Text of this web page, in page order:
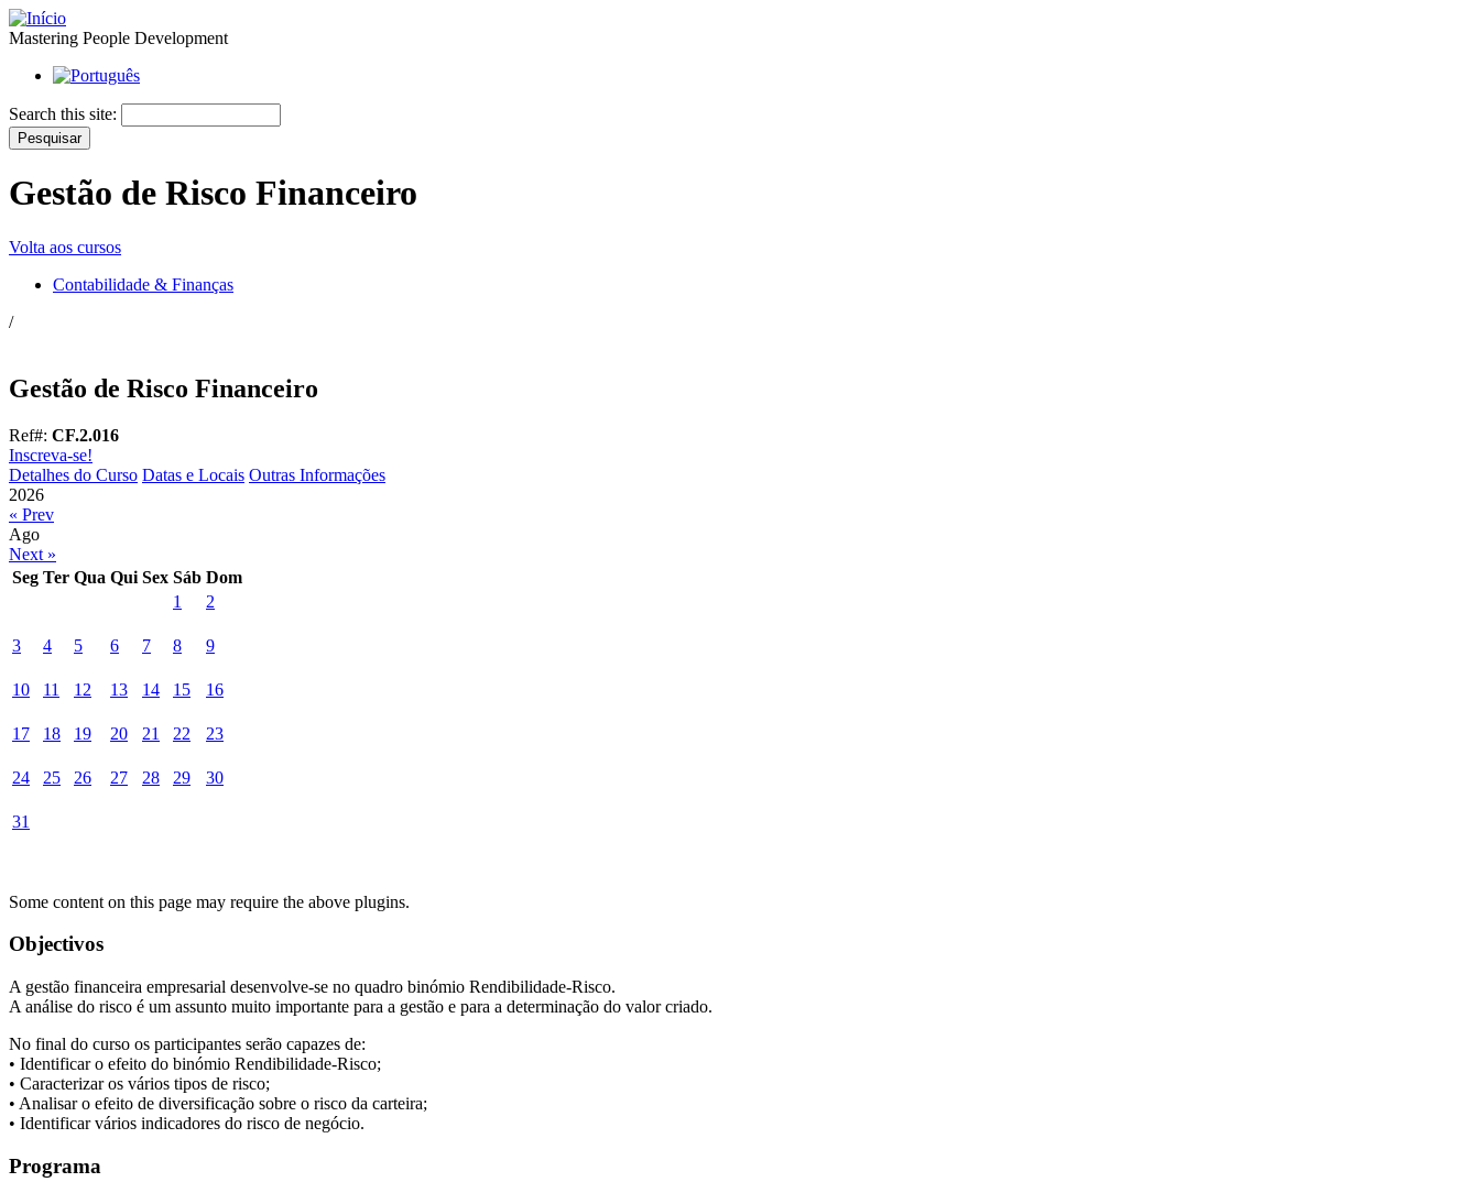
Mastering People Development
Search this site:
Gestão de Risco Financeiro
Volta aos cursos
Contabilidade & Finanças
/
Gestão de Risco Financeiro
Ref#: CF.2.016
Inscreva-se!
Detalhes do Curso Datas e Locais Outras Informações
2026
« Prev
Ago
Next »
Seg Ter Qua Qui Sex Sáb Dom
1
2
3 4 5 6 7 8 9
10 11 12 13 14 15 16
17 18 19 20 21 22 23
24 25 26 27 28 29 30
31
Some content on this page may require the above plugins.
Objectivos
A gestão financeira empresarial desenvolve-se no quadro binómio Rendibilidade-Risco.
A análise do risco é um assunto muito importante para a gestão e para a determinação do valor criado.
No final do curso os participantes serão capazes de:
• Identificar o efeito do binómio Rendibilidade-Risco;
• Caracterizar os vários tipos de risco;
• Analisar o efeito de diversificação sobre o risco da carteira;
• Identificar vários indicadores do risco de negócio.
Programa